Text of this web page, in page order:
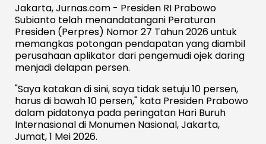
Jakarta, Jurnas.com - Presiden RI Prabowo
Subianto telah menandatangani Peraturan
Presiden (Perpres) Nomor 27 Tahun 2026 untuk
memangkas potongan pendapatan yang diambil
perusahaan aplikator dari pengemudi ojek daring
menjadi delapan persen.
"Saya katakan di sini, saya tidak setuju 10 persen,
harus di bawah 10 persen," kata Presiden Prabowo
dalam pidatonya pada peringatan Hari Buruh
Internasional di Monumen Nasional, Jakarta,
Jumat, 1 Mei 2026.